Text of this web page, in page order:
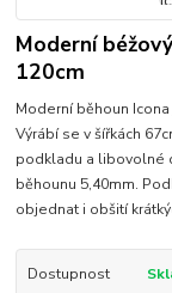
Moderní
120cm
Moderní běhoun
Výrábí se v šířkách
podkladu a libovolné
běhounu 5,40mm.
objednat i obšití
Dostupnost